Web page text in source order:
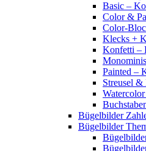
Basic –
Color &
Color-
Klecks +
Konfetti –
Painted –
Streusel
Bügelbilder
Bügelbilder